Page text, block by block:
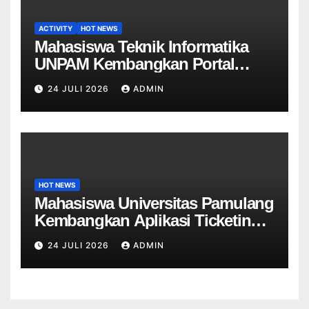
ACTIVITY HOT NEWS
Mahasiswa Teknik Informatika
UNPAM Kembangkan Portal
Informasi Sekolah Berbasis Web
untuk SDN Curug 4
24 JULI 2026 ADMIN
HOT NEWS
Mahasiswa Universitas Pamulang
Kembangkan Aplikasi Ticketing
Helpdesk untuk Divisi Sapras
Universitas Tangerang raya
24 JULI 2026 ADMIN